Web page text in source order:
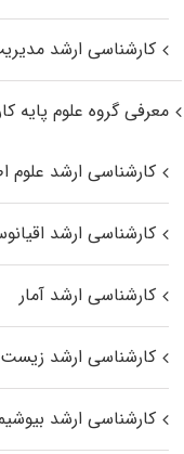
کارشناسی ارشد
معرفی گروه علوم پایه
کارشناسی ارشد علوم
کارشناسی ارشد
کارشناسی ارشد آمار
کارشناسی ارشد
کارشناسی ارشد